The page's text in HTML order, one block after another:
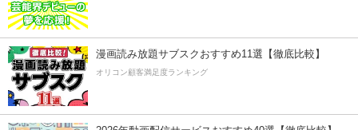
漫画読み放題サブスクおすすめ11選【徹底比較】
オリコン顧客満足度ランキング